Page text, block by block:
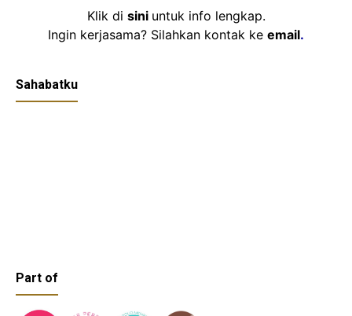
Klik di sini untuk info lengkap.
Ingin kerjasama? Silahkan kontak ke email.
Sahabatku
Part of